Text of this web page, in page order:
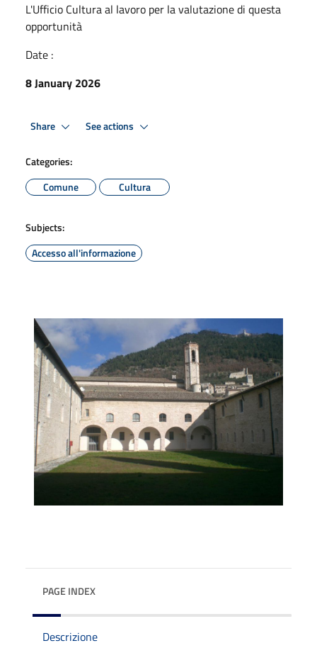
L'Ufficio Cultura al lavoro per la valutazione di questa
opportunità
Date :
8 January 2026
Share See actions
Categories:
Comune
Cultura
Subjects:
Accesso all'informazione
PAGE INDEX
Descrizione